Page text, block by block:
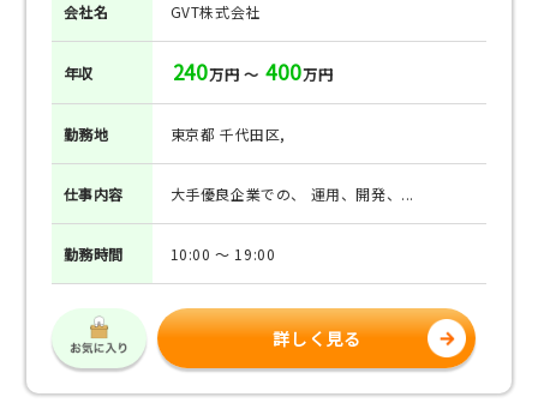
会社名 GVT株式会社
年収 240万円 ～ 400万円
勤務地 東京都 千代田区,
仕事内容 大手優良企業での、 運用、開発、...
勤務時間 10:00 ～ 19:00
詳しく見る